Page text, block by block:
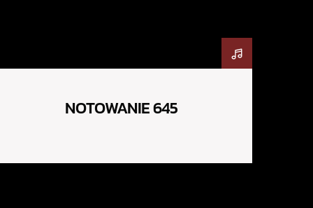
NOTOWANIE 645